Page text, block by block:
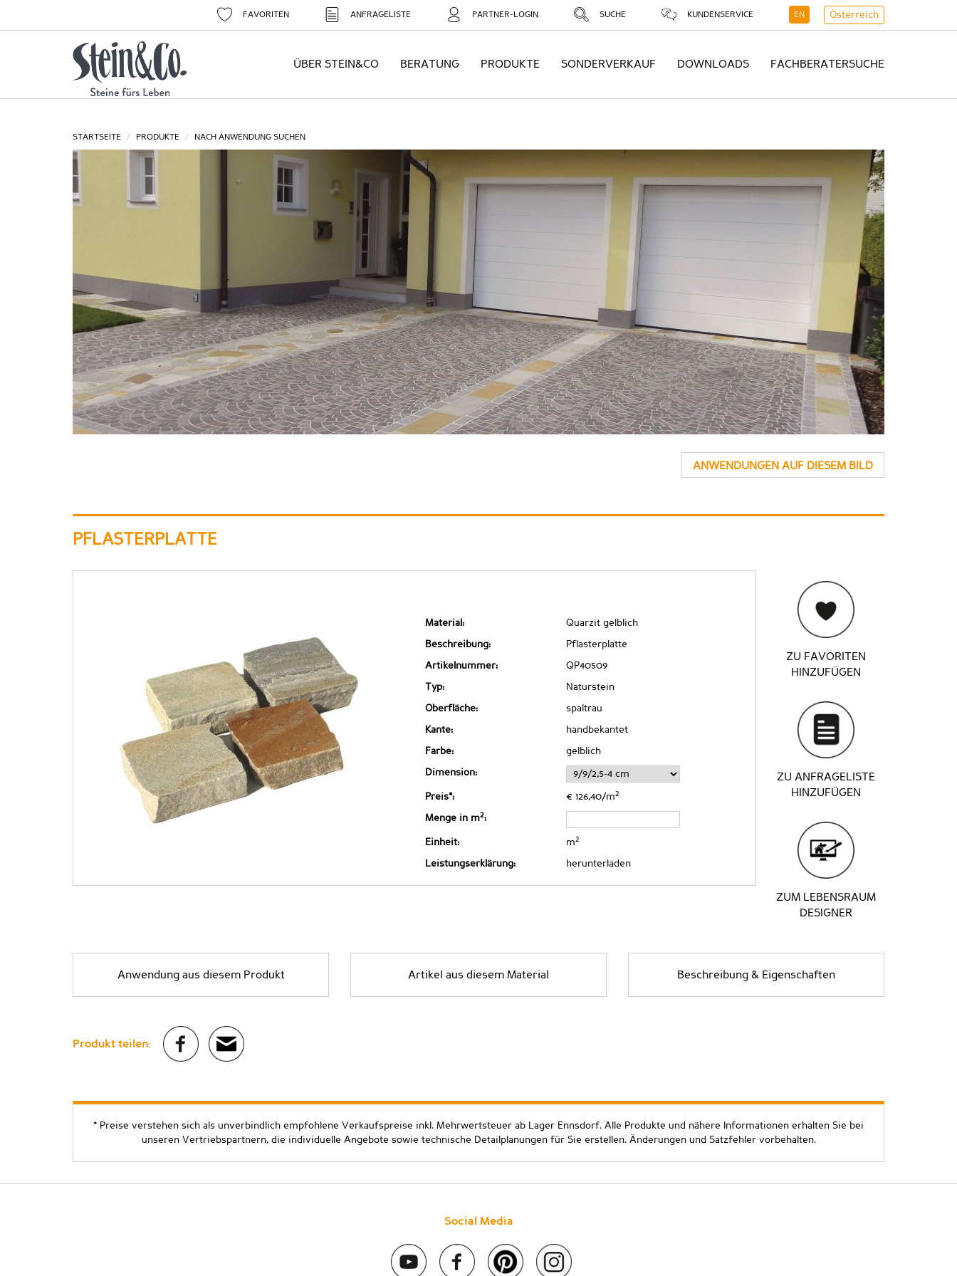
FAVORITEN ANFRAGELISTE PARTNER-LOGIN SUCHE KUNDENSERVICE EN Österreich
ÜBER STEIN&CO BERATUNG PRODUKTE SONDERVERKAUF DOWNLOADS FACHBERATERSUCHE
STARTSEITE PRODUKTE NACH ANWENDUNG SUCHEN
ANWENDUNGEN AUF DIESEM BILD
PFLASTERPLATTE
Material: Quarzit gelblich
Beschreibung: Pflasterplatte
Artikelnummer: QP40509
Typ: Naturstein
Oberfläche: spaltrau
Kante: handbekantet
Farbe: gelblich
Dimension:
Preis*: € 126,40/m2
Menge in m2:
Einheit: m2
Leistungserklärung: herunterladen
ZU FAVORITEN
HINZUFÜGEN
ZU ANFRAGELISTE
HINZUFÜGEN
ZUM LEBENSRAUM
DESIGNER
Anwendung aus diesem Produkt Artikel aus diesem Material Beschreibung & Eigenschaften
Produkt teilen:
* Preise verstehen sich als unverbindlich empfohlene Verkaufspreise inkl. Mehrwertsteuer ab Lager Ennsdorf. Alle Produkte und nähere Informationen erhalten Sie bei
unseren Vertriebspartnern, die individuelle Angebote sowie technische Detailplanungen für Sie erstellen. Änderungen und Satzfehler vorbehalten.
Social Media